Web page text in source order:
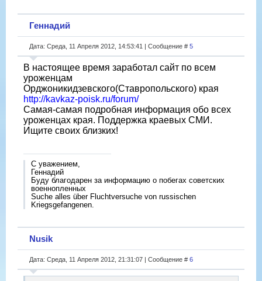
Геннадий
Дата: Среда, 11 Апреля 2012, 14:53:41 | Сообщение # 5
В настоящее время заработал сайт по всем
уроженцам
Орджоникидзевского(Ставропольского) края
http://kavkaz-poisk.ru/forum/
Самая-самая подробная информация обо всех
уроженцах края. Поддержка краевых СМИ.
Ищите своих близких!
С уважением,
Геннадий
Буду благодарен за информацию о побегах советских
военнопленных
Suche alles über Fluchtversuche von russischen
Kriegsgefangenen.
Nusik
Дата: Среда, 11 Апреля 2012, 21:31:07 | Сообщение # 6